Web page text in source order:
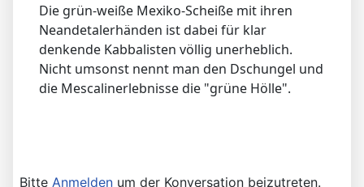
Die grün-weiße Mexiko-Scheiße mit ihren
Neandetalerhänden ist dabei für klar
denkende Kabbalisten völlig unerheblich.
Nicht umsonst nennt man den Dschungel und
die Mescalinerlebnisse die "grüne Hölle".
Bitte Anmelden um der Konversation beizutreten.